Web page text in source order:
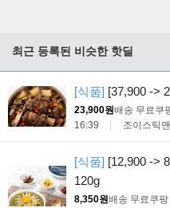
최근 등록된 비슷한 핫딜
[식품] [37,900 ->
23,900원배송 무료쿠
16:39
조이스틱맨
[식품] [12,900 ->
120g
8,350원배송 무료쿠팡